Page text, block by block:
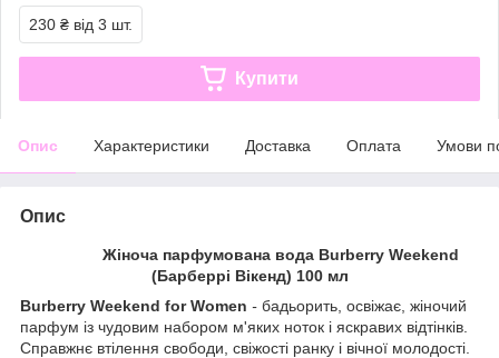
230 ₴ від 3 шт.
Купити
Опис Характеристики Доставка Оплата Умови
Опис
Жіноча парфумована вода Burberry Weekend
(Барберрі Вікенд) 100 мл
Burberry Weekend for Women - бадьорить, освіжає, жіночий
парфум із чудовим набором м'яких ноток і яскравих відтінків.
Справжнє втілення свободи, свіжості ранку і вічної молодості.